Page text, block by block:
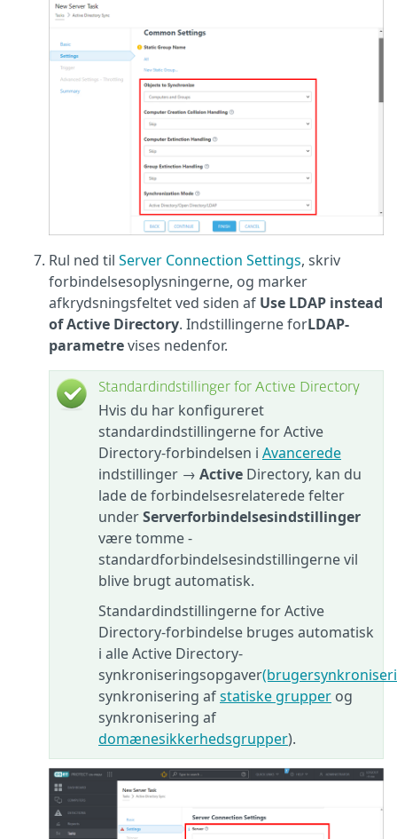
Rul ned til Server Connection Settings, skriv
forbindelsesoplysningerne, og marker
afkrydsningsfeltet ved siden af Use LDAP instead
of Active Directory. Indstillingerne forLDAP-
parametrevises nedenfor.
Standardindstillinger for Active Directory
Hvis du har konfigureret
standardindstillingerne for Active
Directory-forbindelsen i Avancerede
indstillinger → Active Directory, kan du
lade de forbindelsesrelaterede felter
underServerforbindelsesindstillinger
være tomme -
standardforbindelsesindstillingerne vil
blive brugt automatisk.
Standardindstillingerne for Active
Directory-forbindelse bruges automatisk
i alle Active Directory-
synkroniseringsopgaver
synkronisering afstatiske grupper og
synkronisering af
domænesikkerhedsgrupper).